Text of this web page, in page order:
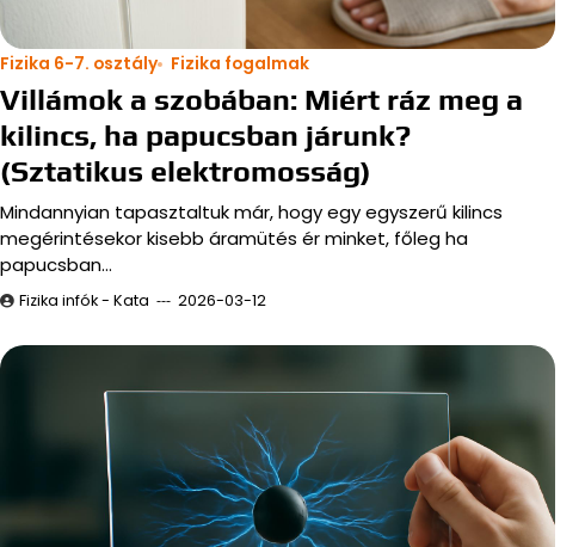
Fizika 6-7. osztály Fizika fogalmak
Villámok a szobában: Miért ráz meg a
kilincs, ha papucsban járunk?
(Sztatikus elektromosság)
Mindannyian tapasztaltuk már, hogy egy egyszerű kilincs
megérintésekor kisebb áramütés ér minket, főleg ha
papucsban…
Fizika infók - Kata 2026-03-12